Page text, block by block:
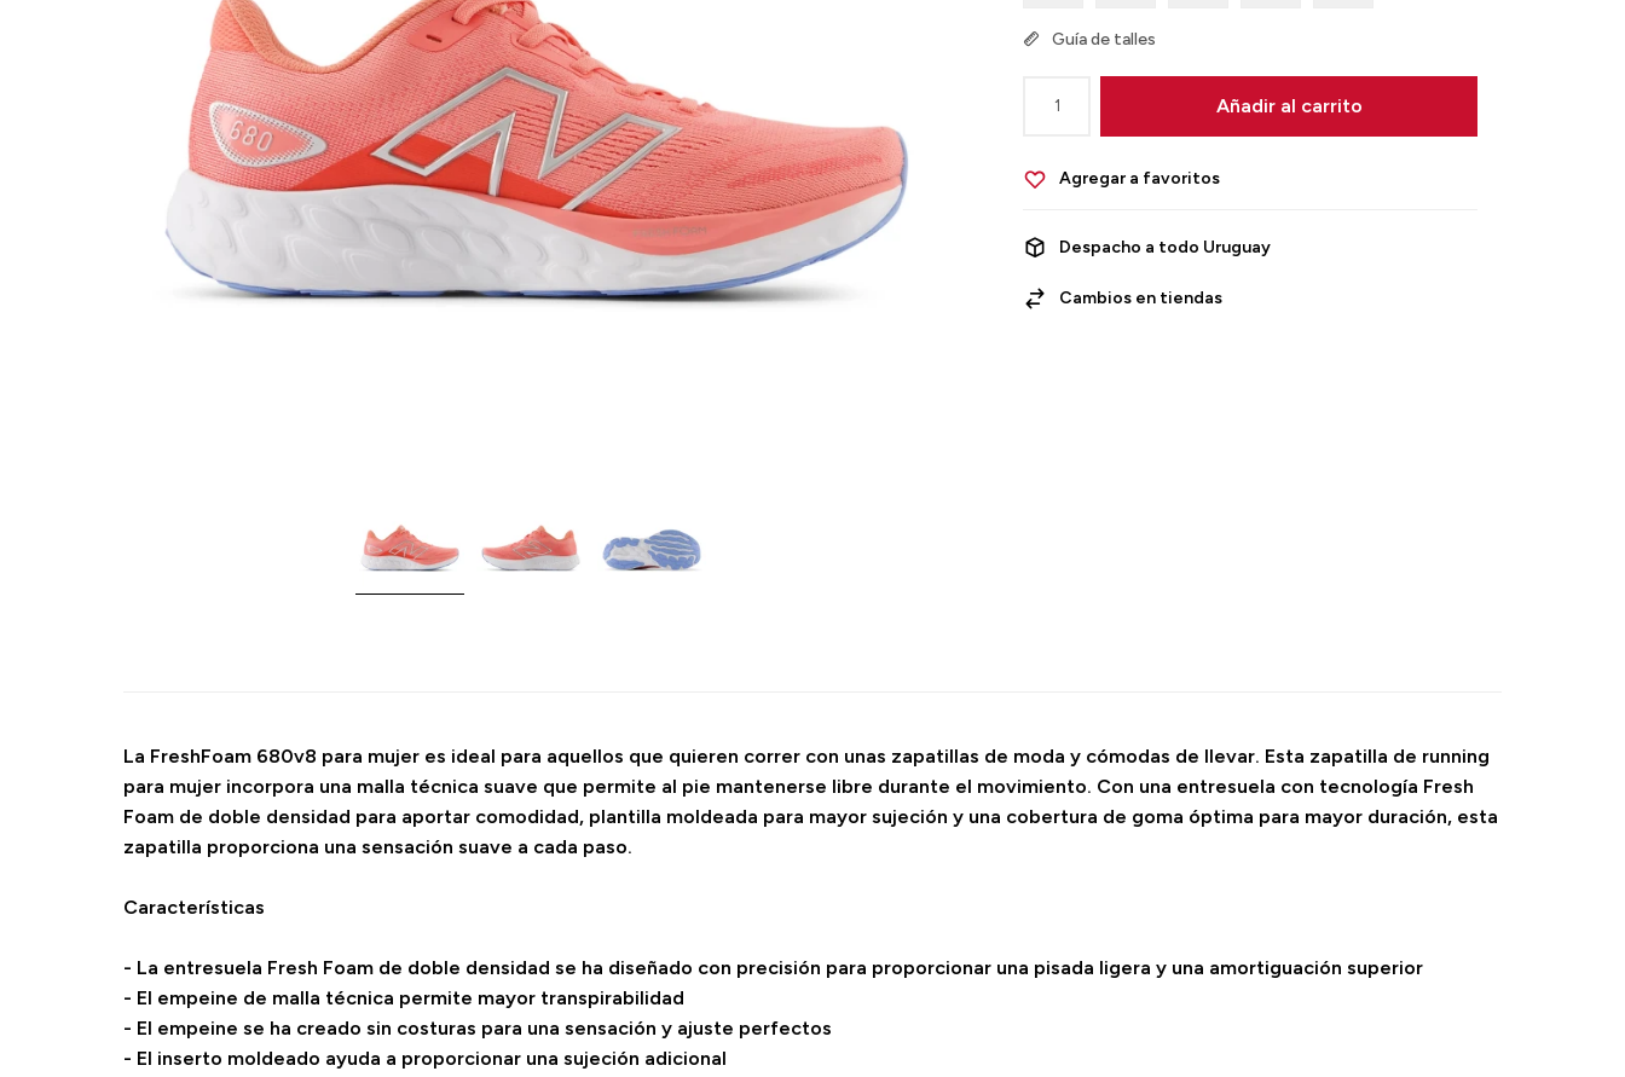
Guía de talles
1 Añadir al carrito
Despacho a todo Uruguay
Cambios en tiendas
La FreshFoam 680v8 para mujer es ideal para aquellos que quieren correr con unas zapatillas de moda y cómodas de llevar. Esta zapatilla de running
para mujer incorpora una malla técnica suave que permite al pie mantenerse libre durante el movimiento. Con una entresuela con tecnología Fresh
Foam de doble densidad para aportar comodidad, plantilla moldeada para mayor sujeción y una cobertura de goma óptima para mayor duración, esta
zapatilla proporciona una sensación suave a cada paso.
Características
- La entresuela Fresh Foam de doble densidad se ha diseñado con precisión para proporcionar una pisada ligera y una amortiguación superior
- El empeine de malla técnica permite mayor transpirabilidad
- El empeine se ha creado sin costuras para una sensación y ajuste perfectos
- El inserto moldeado ayuda a proporcionar una sujeción adicional